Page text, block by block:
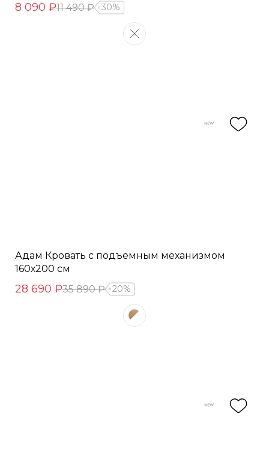
8 090 ₽11 490 ₽ 30%
Адам Кровать с подъемным механизмом
160х200 см
28 690 ₽35 890 ₽ 20%